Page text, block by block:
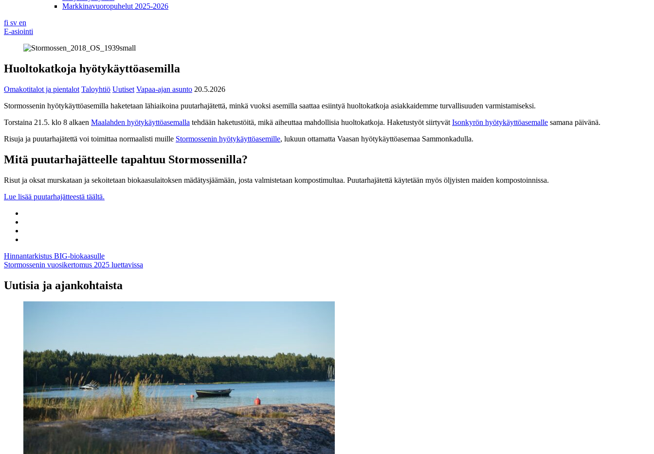
Markkinavuoropuhelut 2025-2026
fi sv en
E-asiointi
Huoltokatkoja hyötykäyttöasemilla
Omakotitalot ja pientalot Taloyhtiö Uutiset Vapaa-ajan asunto 20.5.2026
Stormossenin hyötykäyttöasemilla haketetaan lähiaikoina puutarhajätettä, minkä vuoksi asemilla saattaa esiintyä huoltokatkoja asiakkaidemme turvallisuuden varmistamiseksi.
Torstaina 21.5. klo 8 alkaen Maalahden hyötykäyttöasemalla tehdään haketustöitä, mikä aiheuttaa mahdollisia huoltokatkoja. Haketustyöt siirtyvät Isonkyrön hyötykäyttöasemalle samana päivänä.
Risuja ja puutarhajätettä voi toimittaa normaalisti muille Stormossenin hyötykäyttöasemille, lukuun ottamatta Vaasan hyötykäyttöasemaa Sammonkadulla.
Mitä puutarhajätteelle tapahtuu Stormossenilla?
Risut ja oksat murskataan ja sekoitetaan biokaasulaitoksen mädätysjäämään, josta valmistetaan kompostimultaa. Puutarhajätettä käytetään myös öljyisten maiden kompostoinnissa.
Lue lisää puutarhajätteestä täältä.
email
Artikkelien
selaus
Hinnantarkistus BIG-biokaasulle
Stormossenin vuosikertomus 2025 luettavissa
Uutisia ja ajankohtaista